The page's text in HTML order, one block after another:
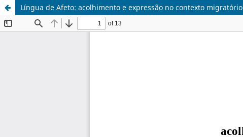
Língua de Afeto: acolhimento e expressão no contexto migratório